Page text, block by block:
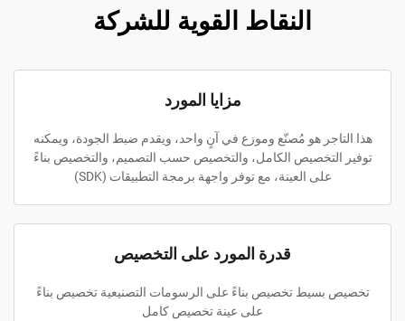
النقاط القوية للشركة
مزايا المورد
هذا التاجر هو مُصنّع وموزع في آنٍ واحد، ويقدم ضبط الجودة، ويمكنه
توفير التخصيص الكامل، والتخصيص حسب التصميم، والتخصيص بناءً
على العينة، مع توفر واجهة برمجة التطبيقات (SDK)
قدرة المورد على التخصيص
تخصيص بسيط تخصيص بناءً على الرسومات التصنيعية تخصيص بناءً
على عينة تخصيص كامل